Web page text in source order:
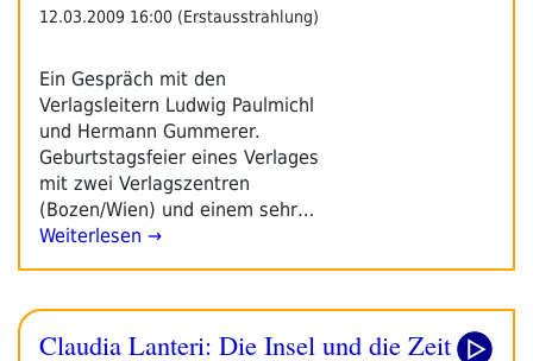
12.03.2009 16:00 (Erstausstrahlung)
Ein Gespräch mit den
Verlagsleitern Ludwig Paulmichl
und Hermann Gummerer.
Geburtstagsfeier eines Verlages
mit zwei Verlagszentren
(Bozen/Wien) und einem sehr…
Weiterlesen →
Claudia Lanteri: Die Insel und die Zeit